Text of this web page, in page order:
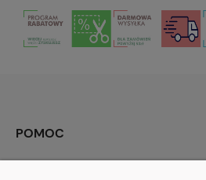
POMOC